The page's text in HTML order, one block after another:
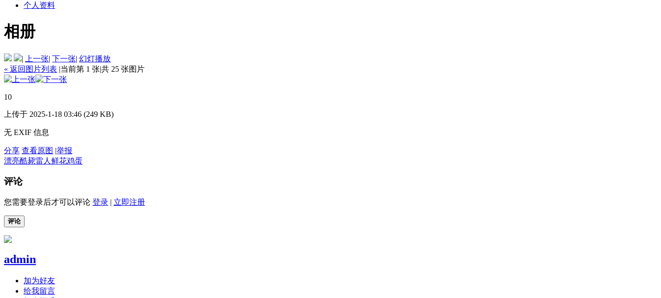
个人资料
相册
| 上一张| 下一张| 幻灯播放
« 返回图片列表 |当前第 1 张|共 25 张图片
10
上传于 2025-1-18 03:46 (249 KB)
无 EXIF 信息
分享 查看原图 |举报
漂亮酷毙雷人 鲜花鸡蛋
评论
您需要登录后才可以评论 登录 | 立即注册
评论
admin
加为好友
给我留言